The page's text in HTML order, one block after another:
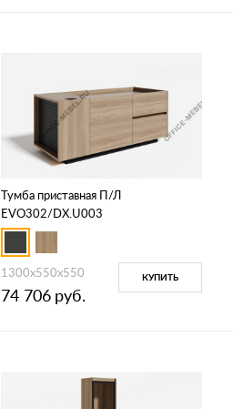
Тумба приставная П/Л
EVO302/DX.U003
1300х550х550
74 706 руб.
КУПИТЬ